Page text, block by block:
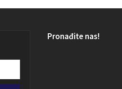
Pronađite nas!